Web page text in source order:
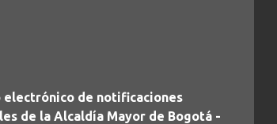
electrónico de notificaciones
de la Alcaldía Mayor de Bogotá -